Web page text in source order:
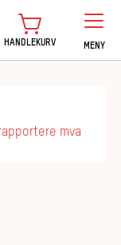
HANDLEKURV MENY
mva